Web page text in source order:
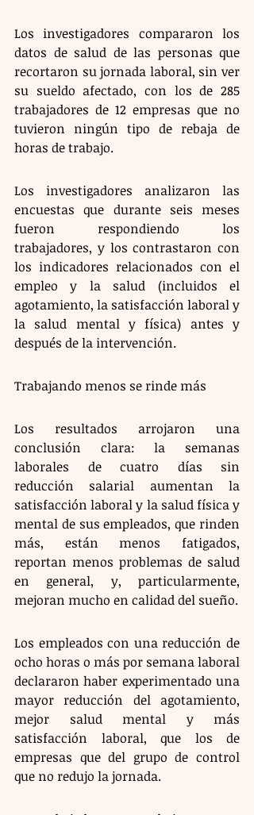
Los investigadores compararon los
datos de salud de las personas que
recortaron su jornada laboral, sin ver
su sueldo afectado, con los de 285
trabajadores de 12 empresas que no
tuvieron ningún tipo de rebaja de
horas de trabajo.
Los investigadores analizaron las
encuestas que durante seis meses
fueron respondiendo los
trabajadores, y los contrastaron con
los indicadores relacionados con el
empleo y la salud (incluidos el
agotamiento, la satisfacción laboral y
la salud mental y física) antes y
después de la intervención.
Trabajando menos se rinde más
Los resultados arrojaron una
conclusión clara: la semanas
laborales de cuatro días sin
reducción salarial aumentan la
satisfacción laboral y la salud física y
mental de sus empleados, que rinden
más, están menos fatigados,
reportan menos problemas de salud
en general, y, particularmente,
Los empleados con una reducción de
ocho horas o más por semana laboral
declararon haber experimentado una
mayor reducción del agotamiento,
mejor salud mental y más
satisfacción laboral, que los de
empresas que del grupo de control
que no redujo la jornada.